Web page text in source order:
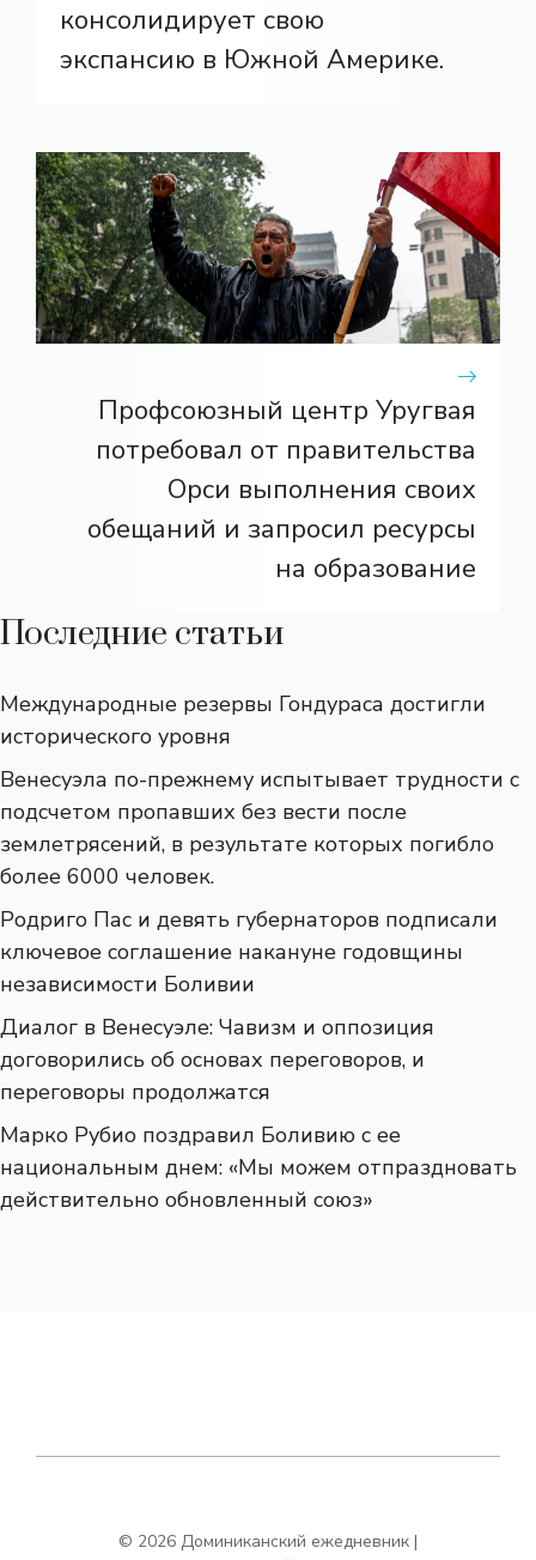
консолидирует свою
экспансию в Южной Америке.
Профсоюзный центр Уругвая
потребовал от правительства
Орси выполнения своих
обещаний и запросил ресурсы
на образование
Последние статьи
Международные резервы Гондураса достигли
исторического уровня
Венесуэла по-прежнему испытывает трудности с
подсчетом пропавших без вести после
землетрясений, в результате которых погибло
более 6000 человек.
Родриго Пас и девять губернаторов подписали
ключевое соглашение накануне годовщины
независимости Боливии
Диалог в Венесуэле: Чавизм и оппозиция
договорились об основах переговоров, и
переговоры продолжатся
Марко Рубио поздравил Боливию с ее
национальным днем: «Мы можем отпраздновать
действительно обновленный союз»
© 2026 Доминиканский ежедневник |